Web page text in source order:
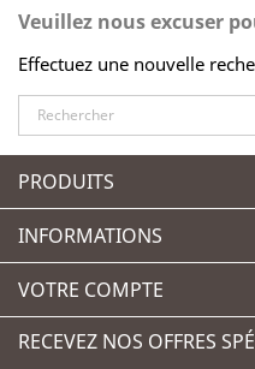
Veuillez nous excuser
Effectuez une nouvelle
PRODUITS
INFORMATIONS
VOTRE COMPTE
RECEVEZ NOS OFFRES